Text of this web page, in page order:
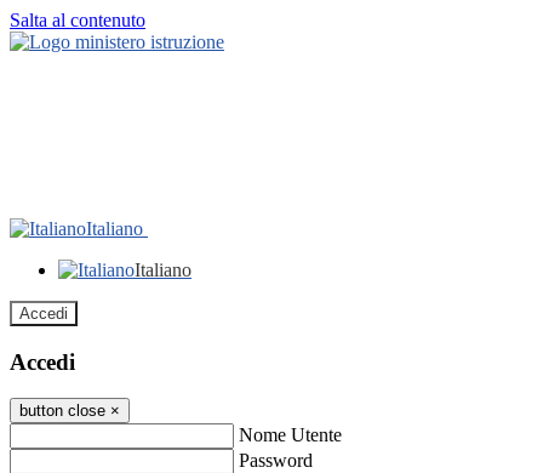
Salta al contenuto
Italiano
Italiano
Accedi
Accedi
button close ×
Nome Utente
Password